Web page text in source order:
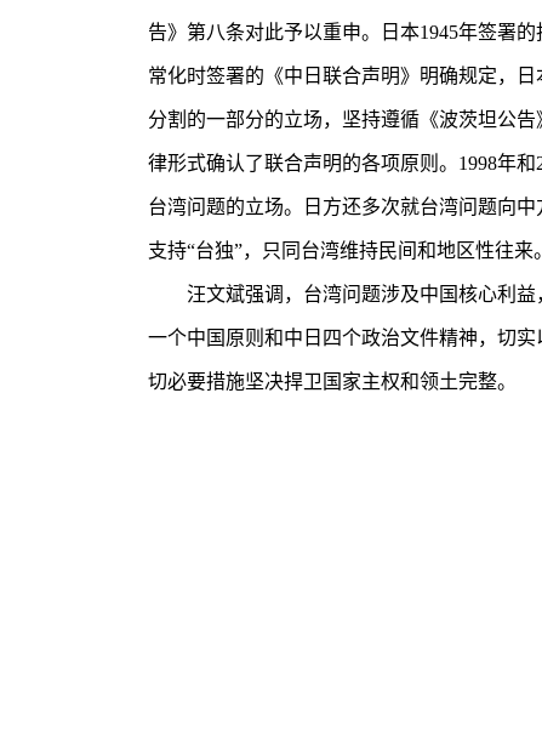
告》第八条对此予以重申。日本1945年签署
常化时签署的《中日联合声明》明确规定，
分割的一部分的立场，坚持遵循《波茨坦公
律形式确认了联合声明的各项原则。1998年
台湾问题的立场。日方还多次就台湾问题向
支持“台独”，只同台湾维持民间和地区性往
汪文斌强调，台湾问题涉及中国核心利益
一个中国原则和中日四个政治文件精神，切
切必要措施坚决捍卫国家主权和领土完整。